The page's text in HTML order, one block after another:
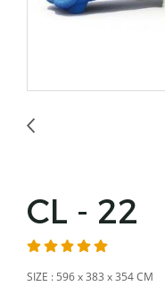
CL - 22
SIZE : 596 x 383 x 354 CM